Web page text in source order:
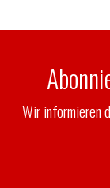
Wir informieren